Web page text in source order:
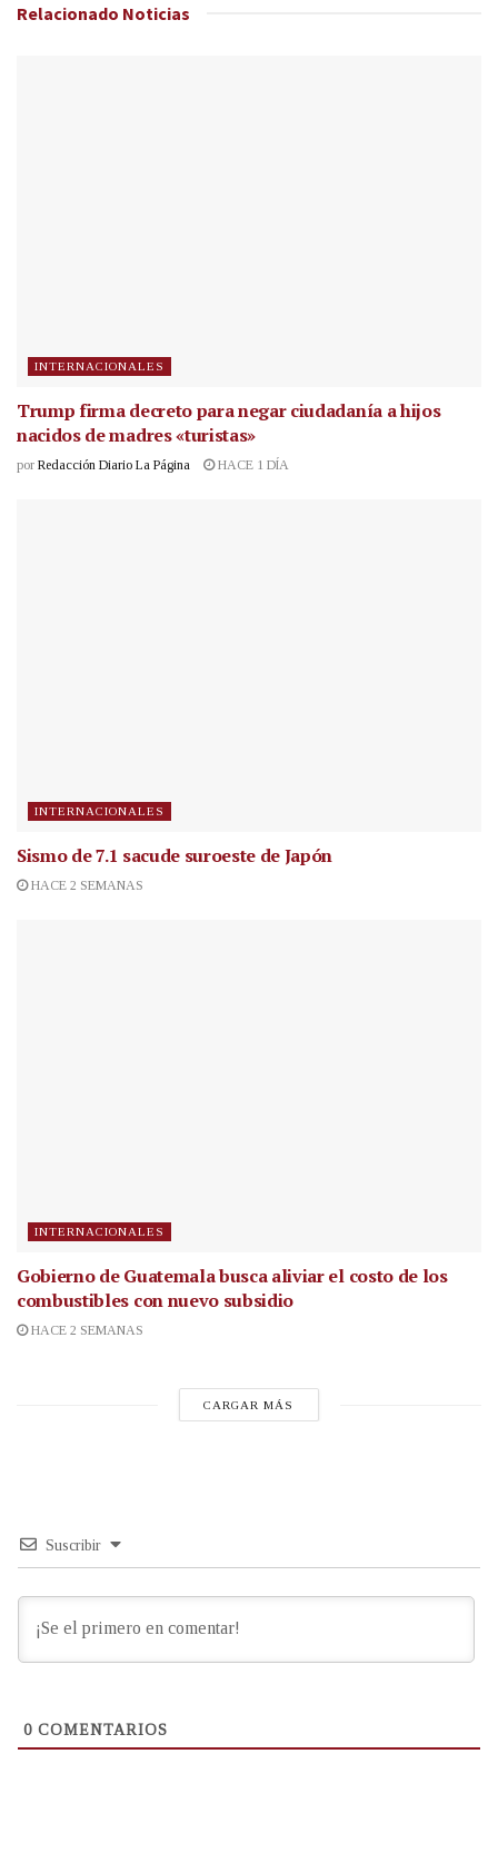
Relacionado Noticias
INTERNACIONALES
Trump firma decreto para negar ciudadanía a hijos
nacidos de madres «turistas»
por Redacción Diario La Página HACE 1 DÍA
INTERNACIONALES
Sismo de 7.1 sacude suroeste de Japón
HACE 2 SEMANAS
INTERNACIONALES
Gobierno de Guatemala busca aliviar el costo de los
combustibles con nuevo subsidio
HACE 2 SEMANAS
CARGAR MÁS
Suscribir
0 COMENTARIOS